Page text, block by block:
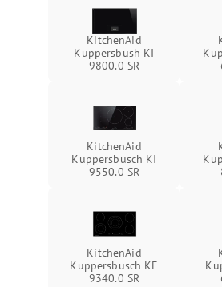
KitchenAid
Kuppersbush KI
9800.0 SR
KitchenAid
Kuppersbusch KI
9550.0 SR
KitchenAid
Kuppersbusch KE
9340.0 SR